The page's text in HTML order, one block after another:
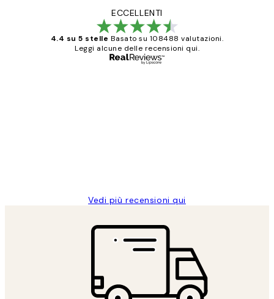
ECCELLENTI
4.4 su 5 stelle Basato su 108488 valutazioni.
Leggi alcune delle recensioni qui.
Vedi più recensioni qui